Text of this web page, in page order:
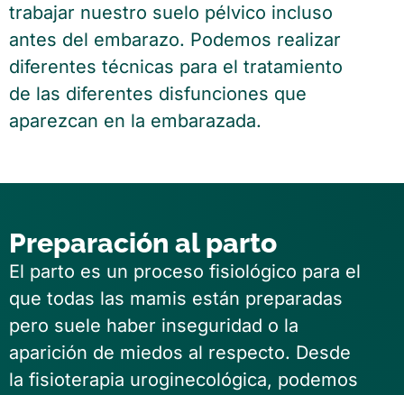
trabajar nuestro suelo pélvico incluso
antes del embarazo. Podemos realizar
diferentes técnicas para el tratamiento
de las diferentes disfunciones que
aparezcan en la embarazada.
Preparación al parto
El parto es un proceso fisiológico para el
que todas las mamis están preparadas
pero suele haber inseguridad o la
aparición de miedos al respecto. Desde
la fisioterapia uroginecológica, podemos